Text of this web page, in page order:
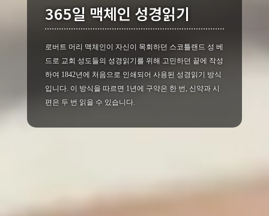
365일 맥체인 성경읽기
로버트 머리 맥체인이 자신이 목회하던 스코틀랜드 성 베
드로 교회 성도들의 성경읽기를 위해 고민하던 끝에 작성
하여 1842년에 처음으로 인쇄되어 사용된 성경읽기 방식
입니다. 이 방식을 따르면 1년에 구약은 한 번, 신약과 시
편은 두 번 읽을 수 있습니다.